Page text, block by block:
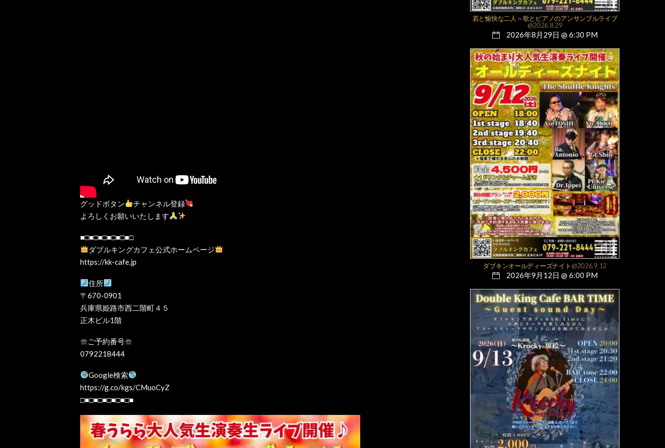
グッドボタン
チャンネル登録
よろしくお願いいたします
■□■□■□■□■□■□
ダブルキングカフェ公式ホームページ
https://kk-cafe.jp
住所
〒670-0901
兵庫県姫路市西二階町４５
正木ビル1階
☏ご予約番号☏
0792218444
Google検索
https://g.co/kgs/CMuoCyZ
□■□■□■□■□■□■
若と愉快な二人～歌とピアノのアンサンブルライブ
@2026.8.29
2026年8月29日 @ 6:30 PM
ダブキンオールディーズナイト@2026.9.12
2026年9月12日 @ 6:00 PM